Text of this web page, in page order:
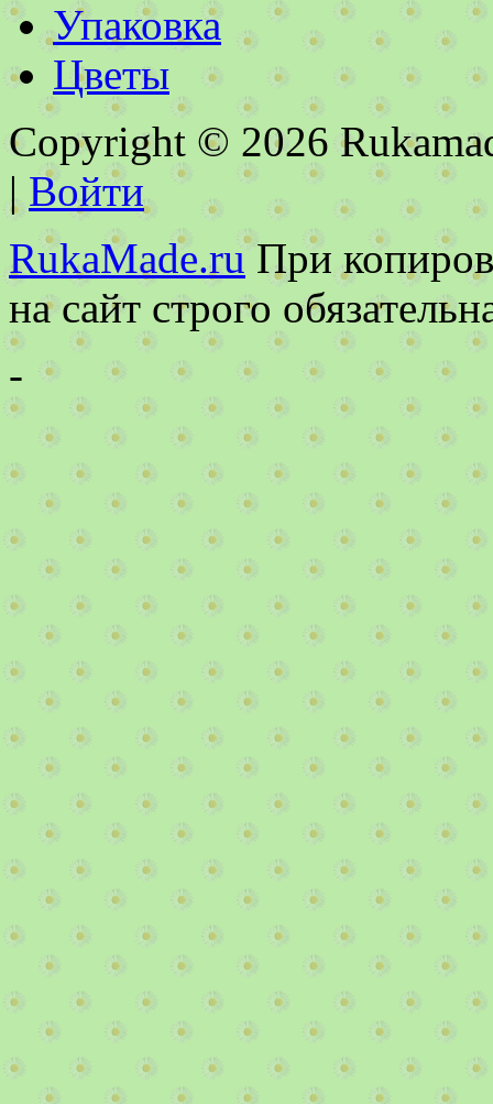
Упаковка
Цветы
Copyright © 2026
| Войти
RukaMade.ruПри
на сайт строго
-